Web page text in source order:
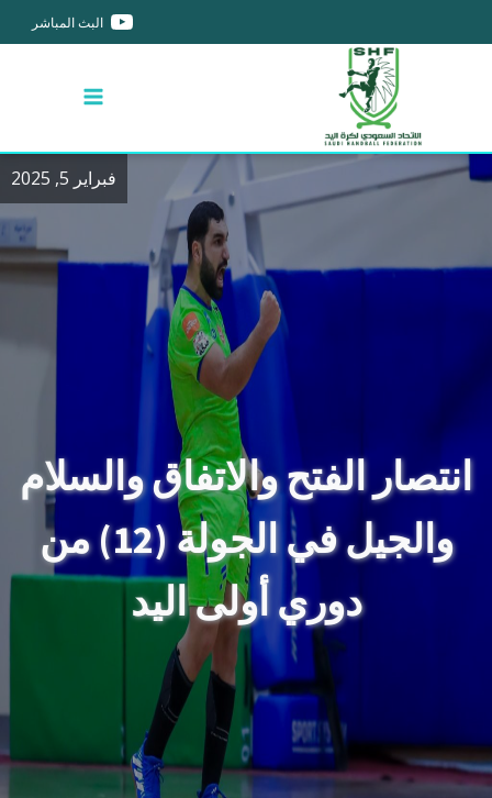
البث المباشر
فبراير 5, 2025
انتصار الفتح والاتفاق والسلام
والجيل في الجولة (12) من
دوري أولى اليد